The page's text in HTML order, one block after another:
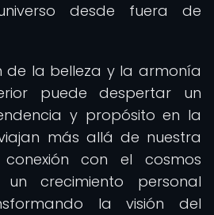
desde fuera de
de la belleza y la armonía
puede despertar un
y propósito en la
más allá de nuestra
con el cosmos
crecimiento personal
la visión del